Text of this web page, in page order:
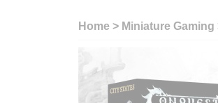
Home > Miniature Gaming